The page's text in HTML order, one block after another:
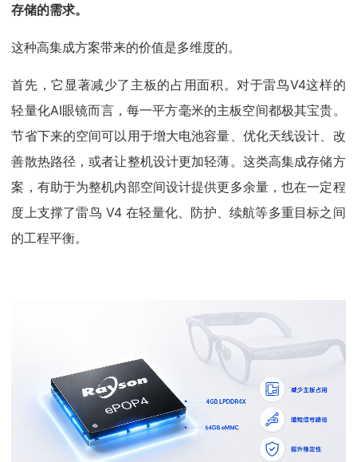
存储的需求。
这种高集成方案带来的价值是多维度的。
首先，它显著减少了主板的占用面积。对于雷鸟V4这样的
轻量化AI眼镜而言，每一平方毫米的主板空间都极其宝贵。
节省下来的空间可以用于增大电池容量、优化天线设计、改
善散热路径，或者让整机设计更加轻薄。这类高集成存储方
案，有助于为整机内部空间设计提供更多余量，也在一定程
度上支撑了雷鸟 V4 在轻量化、防护、续航等多重目标之间
的工程平衡。